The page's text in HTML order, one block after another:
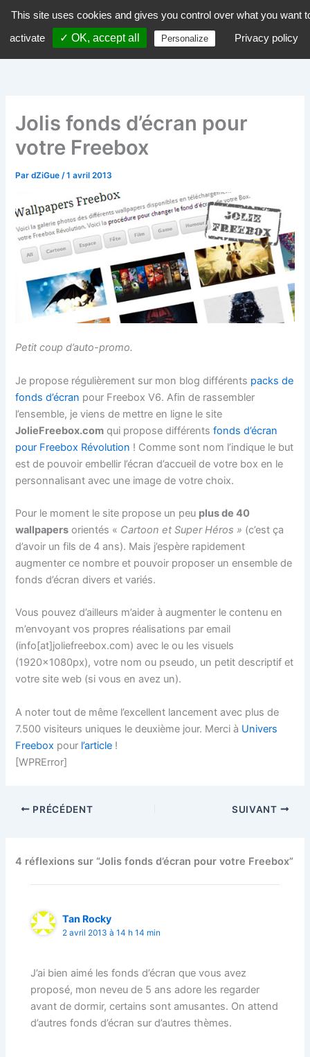
contenu
dZiGue
Jolis fonds d’écran pour
votre Freebox
PardZiGue/1 avril 2013
Petit coup d’auto-promo.
Je propose régulièrement sur mon blog différents packs de
fonds d’écran pour Freebox V6. Afin de rassembler
l’ensemble, je viens de mettre en ligne le site
JolieFreebox.com qui propose différentsfonds d’écran
pour Freebox Révolution ! Comme sont nom l’indique le but
est de pouvoir embellir l’écran d’accueil de votre box en le
personnalisant avec une image de votre choix.
Pour le moment le site propose un peu plus de 40
wallpapers orientés « Cartoon et Super Héros » (c’est ça
d’avoir un fils de 4 ans). Mais j’espère rapidement
augmenter ce nombre et pouvoir proposer un ensemble de
fonds d’écran divers et variés.
Vous pouvez d’ailleurs m’aider à augmenter le contenu en
m’envoyant vos propres réalisations par email
(info[at]joliefreebox.com) avec le ou les visuels
(1920x1080px), votre nom ou pseudo, un petit descriptif et
votre site web (si vous en avez un).
A noter tout de même l’excellent lancement avec plus de
7.500 visiteurs uniques le deuxième jour. Merci à Univers
Freebox pour l’article !
[WPRError]
PRÉCÉDENT SUIVANT
4 réflexions sur “Jolis fonds d’écran pour votre Freebox”
Tan Rocky
2 avril 2013 à 14 h 14 min
J’ai bien aimé les fonds d’écran que vous avez
proposé, mon neveu de 5 ans adore les regarder
avant de dormir, certains sont amusantes. On attend
d’autres fonds d’écran sur d’autres thèmes.
This site uses cookies and gives you control over what you want
activate
✓ OK, accept all Personalize Privacy policy